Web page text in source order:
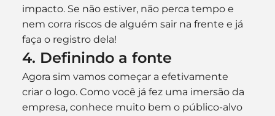
impacto. Se não estiver, não perca tempo e
nem corra riscos de alguém sair na frente e já
faça o registro dela!
4. Definindo a fonte
Agora sim vamos começar a efetivamente
criar o logo. Como você já fez uma imersão da
empresa, conhece muito bem o público-alvo